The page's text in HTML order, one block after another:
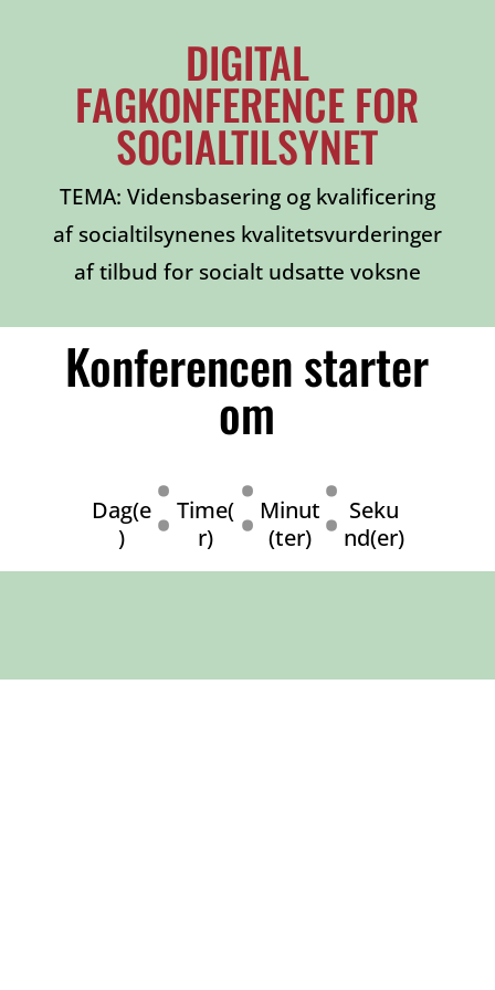
DIGITAL
FAGKONFERENCE FOR
SOCIALTILSYNET
TEMA: Vidensbasering og kvalificering
af socialtilsynenes kvalitetsvurderinger
af tilbud for socialt udsatte voksne
Konferencen starter
om
Dag(e
)
: Time(
r)
: Minut
(ter) : Seku
nd(er)